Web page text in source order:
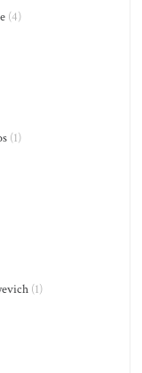
(4)
(1)
(1)